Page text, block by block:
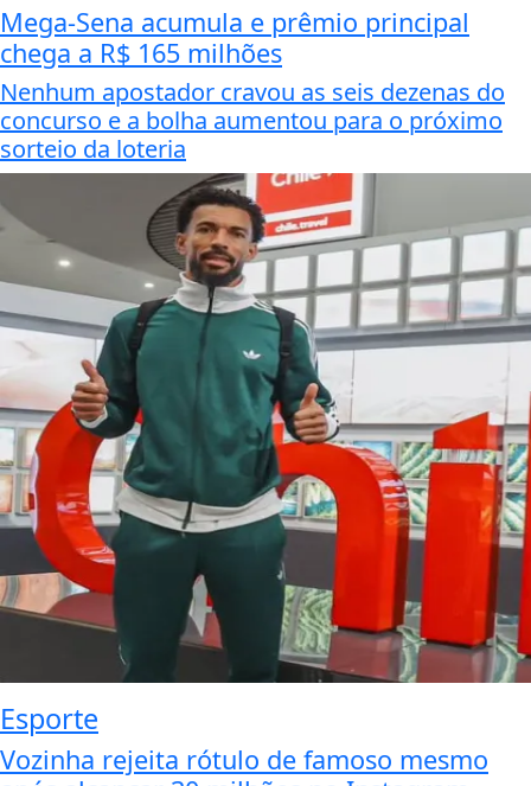
Mega-Sena acumula e prêmio principal
chega a R$ 165 milhões
Nenhum apostador cravou as seis dezenas do
concurso e a bolha aumentou para o próximo
sorteio da loteria
Esporte
Vozinha rejeita rótulo de famoso mesmo